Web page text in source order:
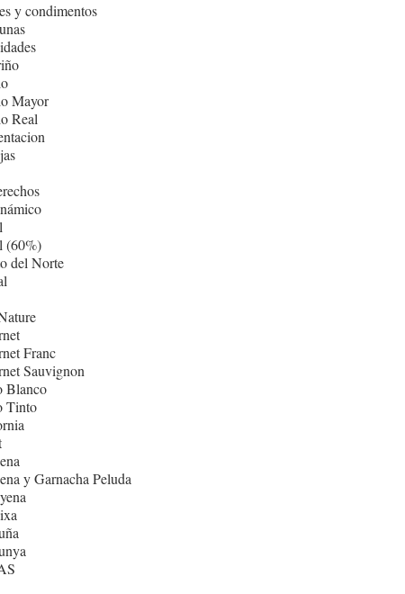
y condimentos
Mayor
Real
(60%)
del Norte
Franc
Sauvignon
Blanco
Tinto
y Garnacha Peluda